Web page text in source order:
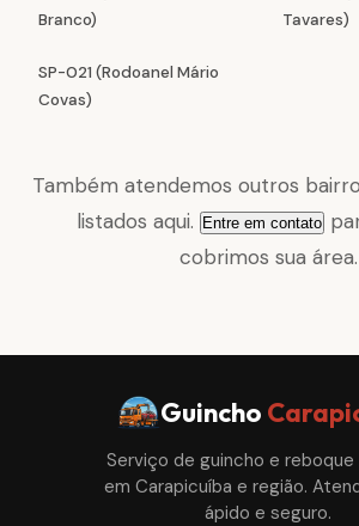
Branco)
Tavares)
SP-021 (Rodoanel Mário
Covas)
Também atendemos outros
listados aqui.
Entre em contato
cobrimos sua área.
Guincho
Serviço de guincho e reboque
em Carapicuíba e região.
ápido e seguro.